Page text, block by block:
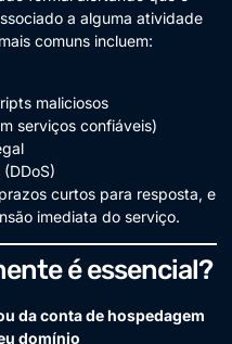
a alguma atividade
comuns incluem:
maliciosos
serviços confiáveis)
curtos para resposta, e
imediata do serviço.
é essencial?
da conta de hospedagem
domínio